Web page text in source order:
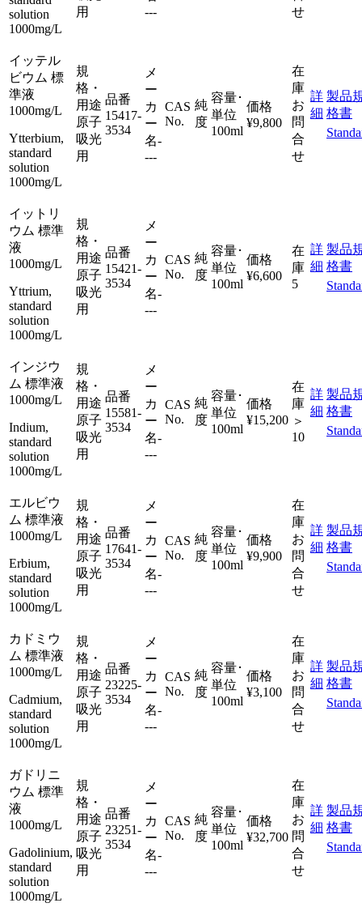
solution
1000mg/L
用
---
せ
イッテル
ビウム 標
準液
1000mg/L
Ytterbium,
standard
solution
1000mg/L
規
格・
用途
原子
吸光
用
品番
15417-
3534
メ
ー
カ
ー
名-
---
CAS
No.
純
度
容量･
単位
100ml
価格
¥9,800
在
庫
お
問
合
せ
詳
細
製品
格書
イットリ
ウム 標準
液
1000mg/L
Yttrium,
standard
solution
1000mg/L
規
格・
用途
原子
吸光
用
品番
15421-
3534
メ
ー
カ
ー
名-
---
CAS
No.
純
度
容量･
単位
100ml
価格
¥6,600
在
庫
5
詳
細
製品
格書
インジウ
ム 標準液
1000mg/L
Indium,
standard
solution
1000mg/L
規
格・
用途
原子
吸光
用
品番
15581-
3534
メ
ー
カ
ー
名-
---
CAS
No.
純
度
容量･
単位
100ml
価格
¥15,200
在
庫
＞
10
詳
細
製品
格書
エルビウ
ム 標準液
1000mg/L
Erbium,
standard
solution
1000mg/L
規
格・
用途
原子
吸光
用
品番
17641-
3534
メ
ー
カ
ー
名-
---
CAS
No.
純
度
容量･
単位
100ml
価格
¥9,900
在
庫
お
問
合
せ
詳
細
製品
格書
カドミウ
ム 標準液
1000mg/L
Cadmium,
standard
solution
1000mg/L
規
格・
用途
原子
吸光
用
品番
23225-
3534
メ
ー
カ
ー
名-
---
CAS
No.
純
度
容量･
単位
100ml
価格
¥3,100
在
庫
お
問
合
せ
詳
細
製品
格書
ガドリニ
ウム 標準
液
1000mg/L
Gadolinium,
standard
solution
1000mg/L
規
格・
用途
原子
吸光
用
品番
23251-
3534
メ
ー
カ
ー
名-
---
CAS
No.
純
度
容量･
単位
100ml
価格
¥32,700
在
庫
お
問
合
せ
詳
細
製品
格書